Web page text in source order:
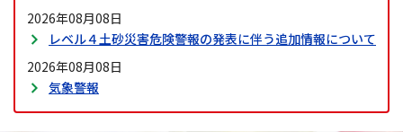
2026年08月08日
レベル４土砂災害危険警報の発表に伴う追加情報について
2026年08月08日
気象警報